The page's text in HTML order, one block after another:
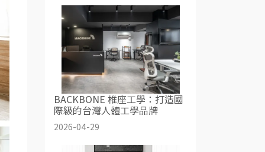
BACKBONE 椎座工學：打造國
際級的台灣人體工學品牌
2026-04-29